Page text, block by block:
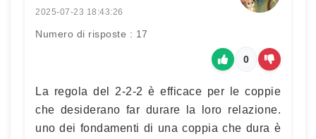
2025-07-23 18:43:26
Numero di risposte : 17
0
La regola del 2-2-2 è efficace per le coppie
che desiderano far durare la loro relazione.
uno dei fondamenti di una coppia che dura è